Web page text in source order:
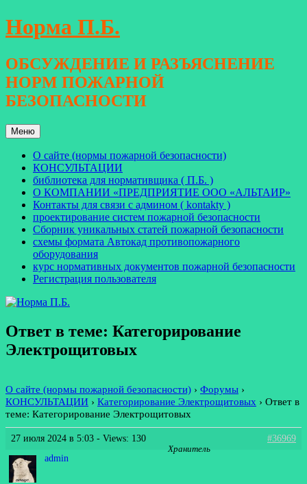
Перейти
к
Норма П.Б.
ОБСУЖДЕНИЕ И РАЗЪЯСНЕНИЕ
НОРМ ПОЖАРНОЙ
БЕЗОПАСНОСТИ
Меню
О сайте (нормы пожарной безопасности)
КОНСУЛЬТАЦИИ
библиотека для нормативщика ( П.Б. )
О КОМПАНИИ «ПРЕДПРИЯТИЕ ООО «АЛЬТАИР»
Контакты для связи с админом ( kontakty )
проектирование систем пожарной безопасности
Сборник уникальных статей пожарной безопасности
схемы формата Автокад противопожарного
оборудования
курс нормативных документов пожарной безопасности
Регистрация пользователя
Ответ в теме: Категорирование
Электрощитовых
О сайте (нормы пожарной безопасности) › Форумы ›
КОНСУЛЬТАЦИИ › Категорирование Электрощитовых › Ответ в
теме: Категорирование Электрощитовых
27 июля 2024 в 5:03 - Views: 130
#36969
admin
Хранитель